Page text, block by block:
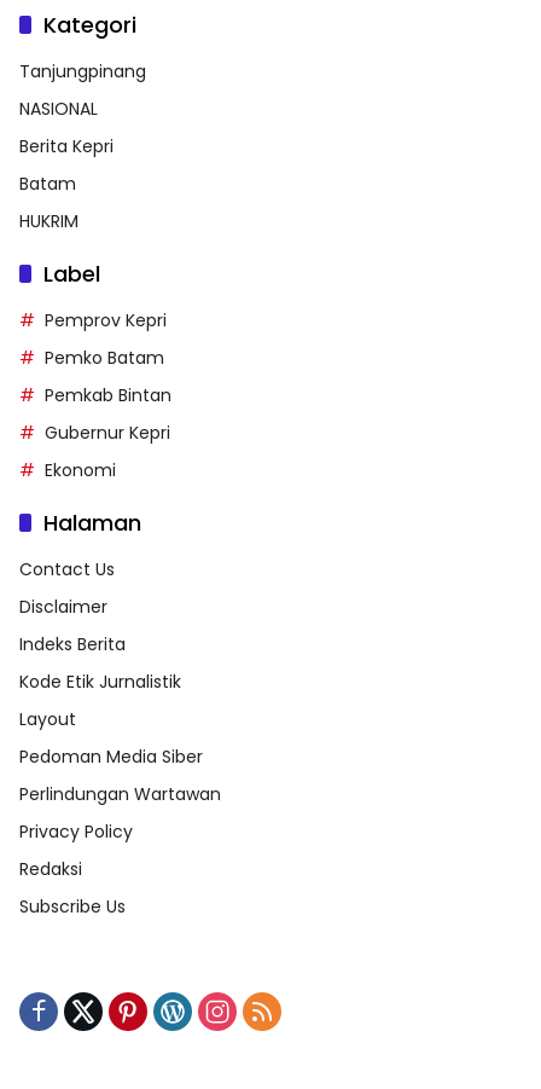
Kategori
Tanjungpinang
NASIONAL
Berita Kepri
Batam
HUKRIM
Label
Pemprov Kepri
Pemko Batam
Pemkab Bintan
Gubernur Kepri
Ekonomi
Halaman
Contact Us
Disclaimer
Indeks Berita
Kode Etik Jurnalistik
Layout
Pedoman Media Siber
Perlindungan Wartawan
Privacy Policy
Redaksi
Subscribe Us